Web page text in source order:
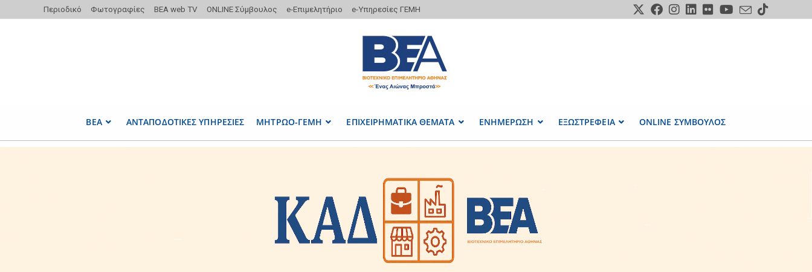
Περιοδικό Φωτογραφίες ΒΕΑ web TV ONLINE Σύμβουλος e-Επιμελητήριο e-Υπηρεσίες ΓΕΜΗ
ΒΕΑ ΑΝΤΑΠΟΔΟΤΙΚΕΣ ΥΠΗΡΕΣΙΕΣ ΜΗΤΡΩΟ-ΓΕΜΗ ΕΠΙΧΕΙΡΗΜΑΤΙΚΑ ΘΕΜΑΤΑ ΕΝΗΜΕΡΩΣΗ ΕΞΩΣΤΡΕΦΕΙΑ ONLINE ΣΥΜΒΟΥΛΟΣ